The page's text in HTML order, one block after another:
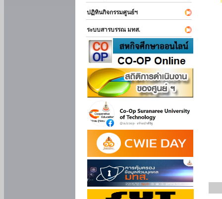
ปฏิทินกิจกรรมศูนย์ฯ
ระบบสารบรรณ มทส.